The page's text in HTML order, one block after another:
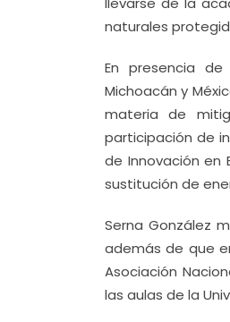
naturales
En presencia
Michoacán y
materia de
participación de
de Innovación en
sustitución de
Serna González
además de que
Asociación
las aulas de la